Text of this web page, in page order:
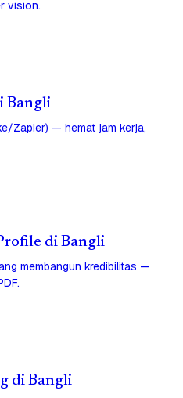
vision.
Bangli
Zapier) — hemat jam kerja,
di Bangli
membangun kredibilitas —
di Bangli